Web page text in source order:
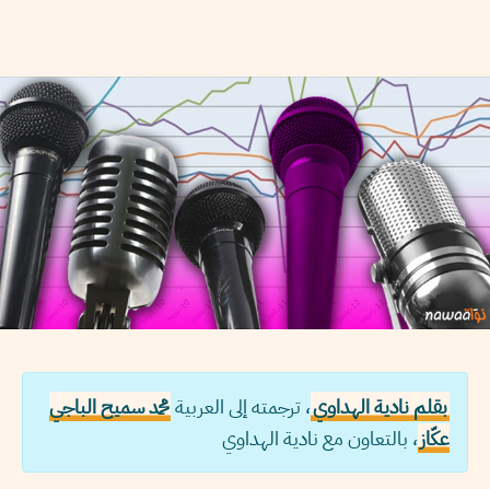
بقلم نادية الهداوي، ترجمته إلى العربية محمد سميح الباجي
عكّاز، بالتعاون مع نادية الهداوي